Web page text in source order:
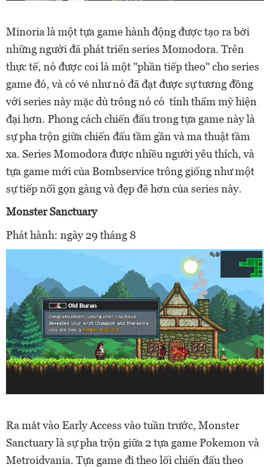
Minoria là một tựa game hành động được tạo ra bởi
những người đã phát triển series Momodora. Trên
thực tế, nó được coi là một "phần tiếp theo" cho series
game đó, và có vẻ như nó đã đạt được sự tương đồng
với series này mặc dù trông nó có tính thẩm mỹ hiện
đại hơn. Phong cách chiến đấu trong tựa game này là
sự pha trộn giữa chiến đấu tầm gần và ma thuật tầm
xa. Series Momodora được nhiều người yêu thích, và
tựa game mới của Bombservice trông giống như một
sự tiếp nối gọn gàng và đẹp đẽ hơn của series này.
Monster Sanctuary
Phát hành: ngày 29 tháng 8
Ra mắt vào Early Access vào tuần trước, Monster
Sanctuary là sự pha trộn giữa 2 tựa game Pokemon và
Metroidvania. Tựa game đi theo lối chiến đấu theo